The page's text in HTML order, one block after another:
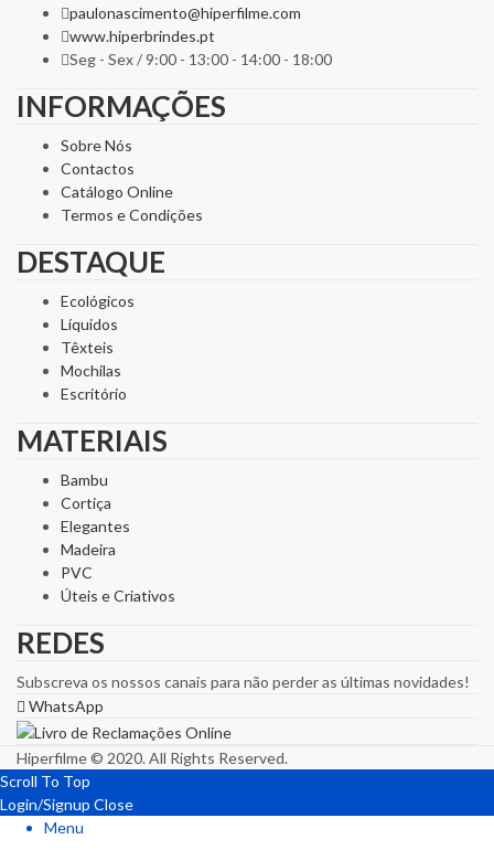
paulonascimento@hiperfilme.com
www.hiperbrindes.pt
Seg - Sex / 9:00 - 13:00 - 14:00 - 18:00
INFORMAÇÕES
Sobre Nós
Contactos
Catálogo Online
Termos e Condições
DESTAQUE
Ecológicos
Líquidos
Têxteis
Mochilas
Escritório
MATERIAIS
Bambu
Cortiça
Elegantes
Madeira
PVC
Úteis e Criativos
REDES
Subscreva os nossos canais para não perder as últimas novidades!
WhatsApp
Hiperfilme © 2020. All Rights Reserved.
Scroll To Top
Login/Signup Close
Menu